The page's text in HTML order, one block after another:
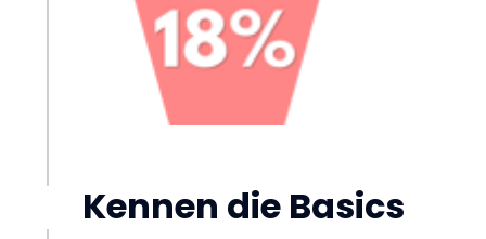
Kennen die Basics